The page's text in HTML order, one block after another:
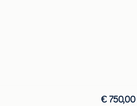
€ 750,00